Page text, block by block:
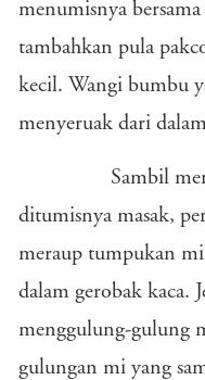
menumisnya
tambahkan pula
kecil. Wangi bumbu
menyeruak dari
Sambil
ditumisnya masak,
meraup tumpukan
dalam gerobak kaca.
menggulung-gulung
gulungan mi yang